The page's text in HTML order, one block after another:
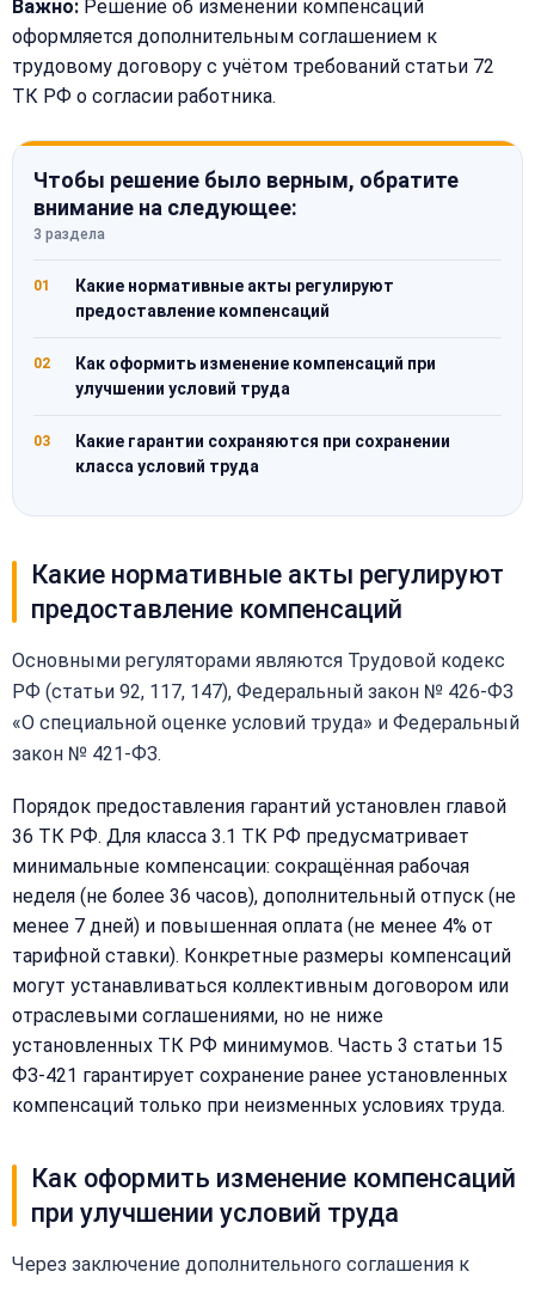
Важно: Решение об изменении компенсаций
оформляется дополнительным соглашением к
трудовому договору с учётом требований статьи 72
ТК РФ о согласии работника.
Чтобы решение было верным, обратите
внимание на следующее:
3 раздела
01
Какие нормативные акты регулируют
предоставление компенсаций
02
Как оформить изменение компенсаций при
улучшении условий труда
03
Какие гарантии сохраняются при сохранении
класса условий труда
Какие нормативные акты регулируют
предоставление компенсаций
Основными регуляторами являются Трудовой кодекс
РФ (статьи 92, 117, 147), Федеральный закон № 426-ФЗ
«О специальной оценке условий труда» и Федеральный
закон № 421-ФЗ.
Порядок предоставления гарантий установлен главой
36 ТК РФ. Для класса 3.1 ТК РФ предусматривает
минимальные компенсации: сокращённая рабочая
неделя (не более 36 часов), дополнительный отпуск (не
менее 7 дней) и повышенная оплата (не менее 4% от
тарифной ставки). Конкретные размеры компенсаций
могут устанавливаться коллективным договором или
отраслевыми соглашениями, но не ниже
установленных ТК РФ минимумов. Часть 3 статьи 15
ФЗ-421 гарантирует сохранение ранее установленных
компенсаций только при неизменных условиях труда.
Как оформить изменение компенсаций
при улучшении условий труда
Через заключение дополнительного соглашения к